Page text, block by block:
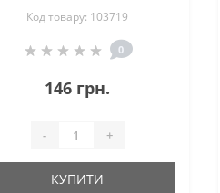
Код товару: 103719
0
146 грн.
- +
КУПИТИ